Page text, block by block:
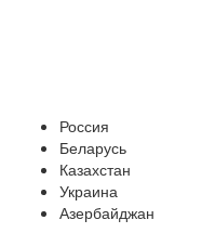
Россия
Беларусь
Казахстан
Украина
Азербайджан